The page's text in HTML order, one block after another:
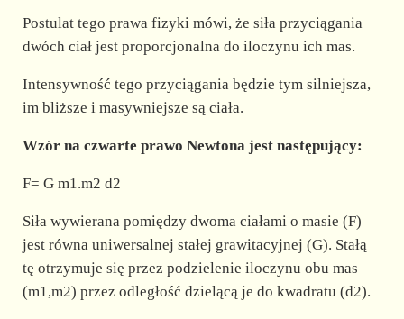
Postulat tego prawa fizyki mówi, że siła przyciągania
dwóch ciał jest proporcjonalna do iloczynu ich mas.
Intensywność tego przyciągania będzie tym silniejsza,
im bliższe i masywniejsze są ciała.
Wzór na czwarte prawo Newtona jest następujący:
F= G m1.m2 d2
Siła wywierana pomiędzy dwoma ciałami o masie (F)
jest równa uniwersalnej stałej grawitacyjnej (G). Stałą
tę otrzymuje się przez podzielenie iloczynu obu mas
(m1,m2) przez odległość dzielącą je do kwadratu (d2).